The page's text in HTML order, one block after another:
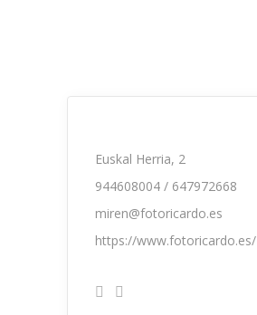
Euskal Herria, 2
944608004 / 647972668
miren@fotoricardo.es
https://www.fotoricardo.es/